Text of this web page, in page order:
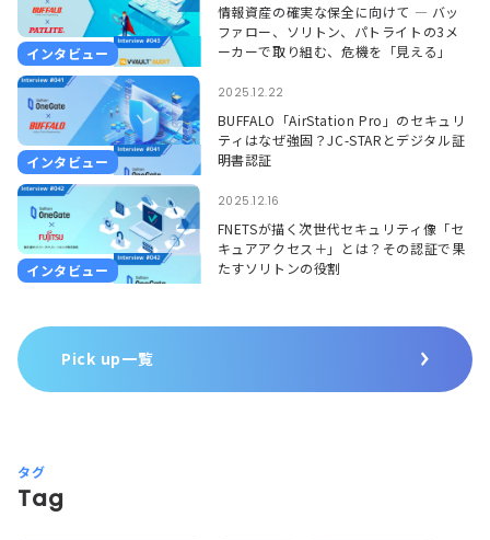
インタビュー
情報資産の確実な保全に向けて ― バッ
ファロー、ソリトン、パトライトの3メ
ーカーで取り組む、危機を「見える」
―
インタビュー
2025.12.22
BUFFALO「AirStation Pro」のセキュリ
ティはなぜ強固？JC-STARとデジタル証
明書認証
インタビュー
2025.12.16
FNETSが描く次世代セキュリティ像「セ
キュアアクセス＋」とは？その認証で果
たすソリトンの役割
Pick up一覧
タグ
Tag